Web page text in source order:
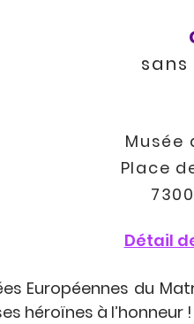
Musée
Place
Détail
Européennes du
héroïnes à l’honneur !